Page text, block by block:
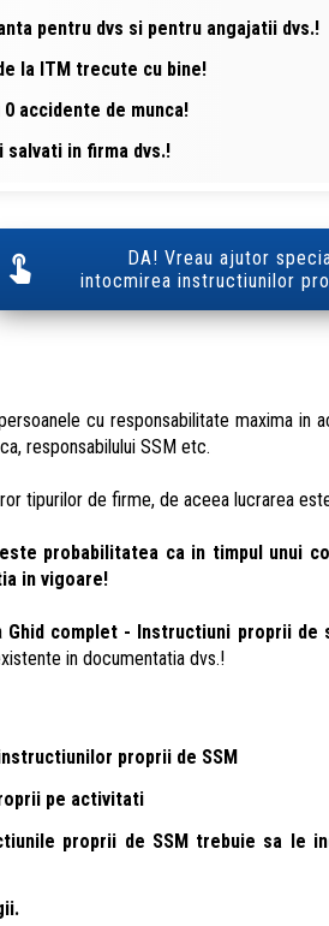
pentru dvs si pentru angajatii dvs.!
la ITM trecute cu bine!
accidente de munca!
salvati in firma dvs.!
DA! Vreau ajutor
intocmirea instructiunilor
cu responsabilitate maxima in
responsabilului SSM etc.
tipurilor de firme, de aceea lucrarea
probabilitatea ca in timpul unui
in vigoare!
Ghid complet - Instructiuni proprii de
in documentatia dvs.!
proprii de SSM
pe activitati
proprii de SSM trebuie sa le